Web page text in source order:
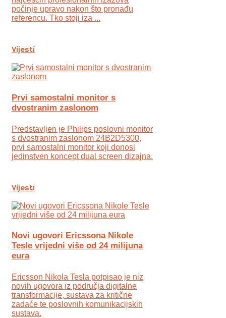
počinje upravo nakon što pronađu
referencu. Tko stoji iza ...
Vijesti
Prvi samostalni monitor s
dvostranim zaslonom
Predstavljen je Philips poslovni monitor
s dvostranim zaslonom 24B2D5300,
prvi samostalni monitor koji donosi
jedinstven koncept dual screen dizajna.
Vijesti
Novi ugovori Ericssona Nikole
Tesle vrijedni više od 24 milijuna
eura
Ericsson Nikola Tesla potpisao je niz
novih ugovora iz područja digitalne
transformacije, sustava za kritične
zadaće te poslovnih komunikacijskih
sustava.